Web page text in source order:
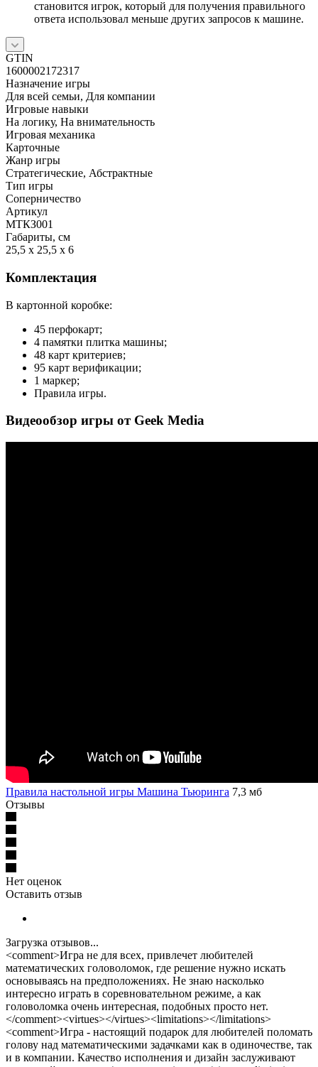
становится игрок, который для получения правильного
ответа использовал меньше других запросов к машине.
GTIN
1600002172317
Назначение игры
Для всей семьи, Для компании
Игровые навыки
На логику, На внимательность
Игровая механика
Карточные
Жанр игры
Стратегические, Абстрактные
Тип игры
Соперничество
Артикул
МТКЗ001
Габариты, см
25,5 x 25,5 x 6
Комплектация
В картонной коробке:
45 перфокарт;
4 памятки плитка машины;
48 карт критериев;
95 карт верификации;
1 маркер;
Правила игры.
Видеообзор игры от Geek Media
Правила настольной игры Машина Тьюринга 7,3 мб
Отзывы
Нет оценок
Оставить отзыв
Загрузка отзывов...
<comment>Игра не для всех, привлечет любителей
математических головоломок, где решение нужно искать
основываясь на предположениях. Не знаю насколько
интересно играть в соревновательном режиме, а как
головоломка очень интересная, подобных просто нет.
</comment><virtues></virtues><limitations></limitations>
<comment>Игра - настоящий подарок для любителей поломать
голову над математическими задачками как в одиночестве, так
и в компании. Качество исполнения и дизайн заслуживают